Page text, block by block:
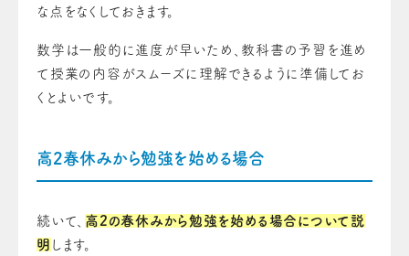
な点をなくしておきます。
数学は一般的に進度が早いため、教科書の予習を進め
て授業の内容がスムーズに理解できるように準備してお
くとよいです。
高2春休みから勉強を始める場合
続いて、 高2の春休みから勉強を始める場合について説
明 します。